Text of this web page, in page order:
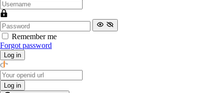
Remember me
Forgot password
Log in
Log in